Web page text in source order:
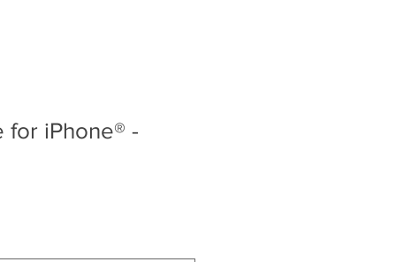
for iPhone® -